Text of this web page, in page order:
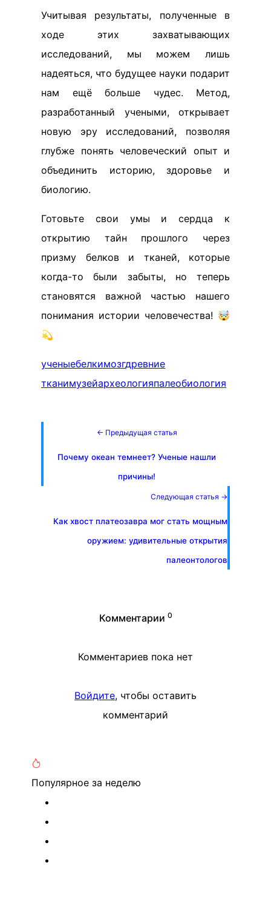
Учитывая результаты, полученные в
ходе этих захватывающих
исследований, мы можем лишь
надеяться, что будущее науки подарит
нам ещё больше чудес. Метод,
разработанный учеными, открывает
новую эру исследований, позволяя
глубже понять человеческий опыт и
объединить историю, здоровье и
биологию.
Готовьте свои умы и сердца к
открытию тайн прошлого через
призму белков и тканей, которые
когда-то были забыты, но теперь
становятся важной частью нашего
понимания истории человечества! 🤯
💫
ученыебелкимозгдревние
тканимузейархеологияпалеобиология
← Предыдущая статья
Почему океан темнеет? Ученые нашли
причины!
Следующая статья →
Как хвост платеозавра мог стать мощным
оружием: удивительные открытия
палеонтологов
Комментарии 0
Комментариев пока нет
Войдите, чтобы оставить
комментарий
Популярное за неделю